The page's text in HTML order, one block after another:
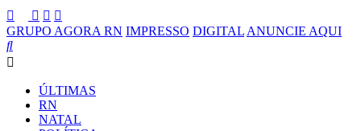
GRUPO AGORA RN IMPRESSO DIGITAL ANUNCIE AQUI
ÚLTIMAS
RN
NATAL